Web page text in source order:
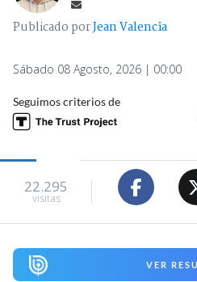
Publicado porJean Valencia
Sábado 08 Agosto, 2026 | 00:00
Seguimos criterios de
22.295
visitas
VER